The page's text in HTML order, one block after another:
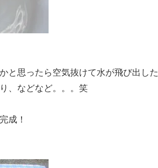
と思ったら空気抜けて水が飛び出した
、などなど。。。笑
成！